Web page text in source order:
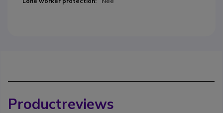
Productreviews